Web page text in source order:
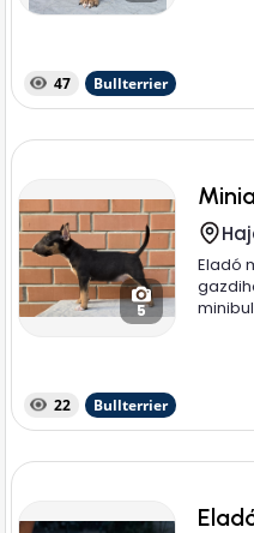
47 Bullterrier
5
Eladó
22 Bullterrier